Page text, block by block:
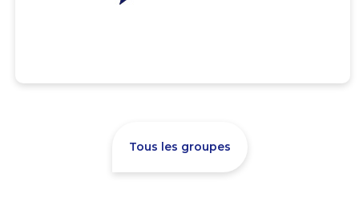
Tous les groupes